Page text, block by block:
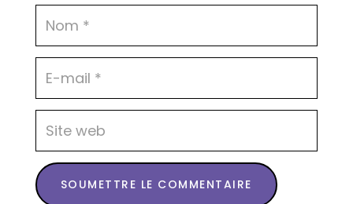
SOUMETTRE LE COMMENTAIRE